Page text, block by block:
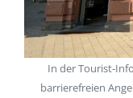
In der Tourist-
barrierefreien